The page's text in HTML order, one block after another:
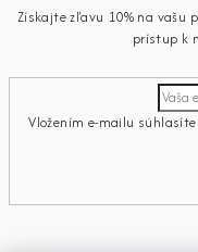
Získajte zľavu 10% na vašu
prístup k
Vložením e-mailu